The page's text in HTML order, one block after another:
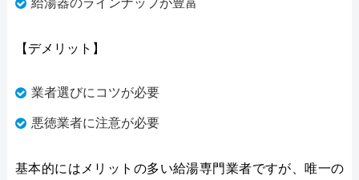
給湯器のラインナップが豊富
【デメリット】
業者選びにコツが必要
悪徳業者に注意が必要
基本的にはメリットの多い給湯専門業者ですが、唯一の